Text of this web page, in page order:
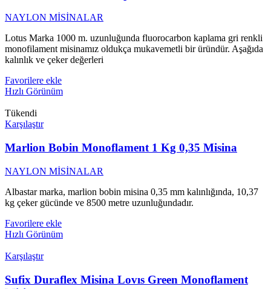
NAYLON MİSİNALAR
Lotus Marka 1000 m. uzunluğunda fluorocarbon kaplama gri renkli
monofilament misinamız oldukça mukavemetli bir üründür. Aşağıda
kalınlık ve çeker değerleri
Favorilere ekle
Hızlı Görünüm
Tükendi
Karşılaştır
Marlion Bobin Monoflament 1 Kg 0,35 Misina
NAYLON MİSİNALAR
Albastar marka, marlion bobin misina 0,35 mm kalınlığında, 10,37
kg çeker gücünde ve 8500 metre uzunluğundadır.
Favorilere ekle
Hızlı Görünüm
Karşılaştır
Sufix Duraflex Misina Lovıs Green Monoflament